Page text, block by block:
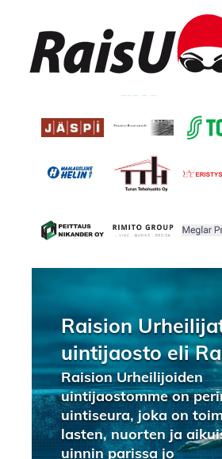
Haku:
Raision
uintijaosto eli
Raision Urheilijoiden
uintijaostomme on
uintiseura, joka on
lasten, nuorten ja
uinnin parissa jo